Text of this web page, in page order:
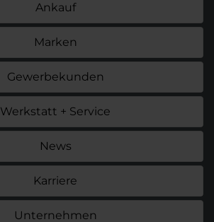
Ankauf
Marken
Gewerbekunden
Werkstatt + Service
News
Karriere
Unternehmen